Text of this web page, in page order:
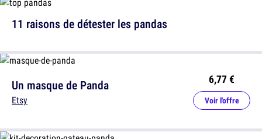
11 raisons de détester les pandas
Un masque de Panda
Etsy
6,77 €
Voir l'offre